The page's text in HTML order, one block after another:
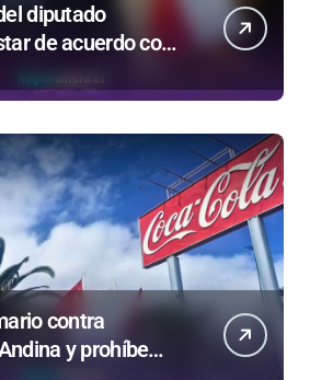
diputado
de acuerdo con
a defender una
contra
y prohíbe